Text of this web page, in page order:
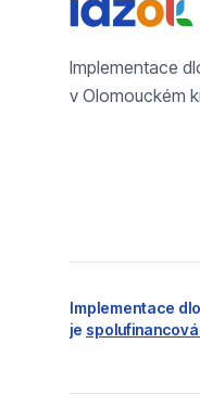
Implementace
v Olomouckém
Implementace
je